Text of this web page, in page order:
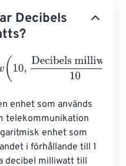
Decibels
milliwatt10
enhet som används
telekommunikation
enhet som
i förhållande till 1
decibel milliwatt till